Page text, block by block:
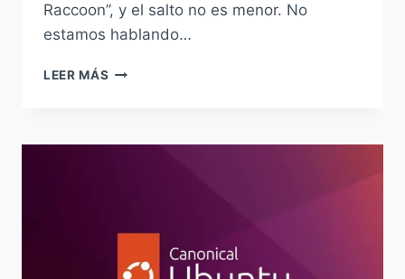
Raccoon”, y el salto no es menor. No
estamos hablando…
LEER MÁS UBUNTU
26.04